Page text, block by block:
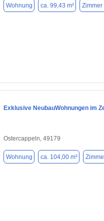
Wohnung ca. 99,43 m² Zimmer
Exklusive NeubauWohnungen im
Ostercappeln, 49179
Wohnung ca. 104,00 m²